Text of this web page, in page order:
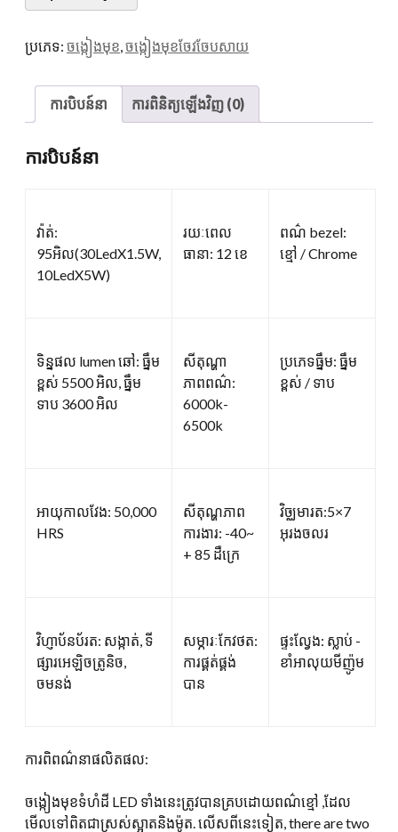
មាន
ប្រភេទ: ចង្កៀងមុខ ចង្កៀងមុខចែវចែបសាយ
ការបិបន៍នា ការពិនិត្យឡើងវិញ (0)
ការបិបន៍នា
វ៉ាត់:
95អិល(30LedX1.5W,
10LedX5W)
រយៈពេល
ធានា: 12 ខេ
ពណ៌ bezel:
ខ្មៅ / Chrome
ទិន្នផល lumen ឆៅ: ធ្នឹម
ខ្ពស់ 5500 អិល, ធ្នឹម
ទាប 3600 អិល
សីតុណ្ហា
ភាពពណ៌:
6000k-
6500k
ប្រភេទធ្នឹម: ធ្នឹម
ខ្ពស់ / ទាប
អាយុកាលវែង: 50,000
HRS
សីតុណ្ហភាព
ការងារ: -40~
+ 85 ដឺក្រេ
វិច្ឈមារត:5×7
អុរងចលរ
វិហ្ញាប័នប័រត: សង្កាត់, ទី
ផ្សារអេឡិចត្រូនិច,
ចមនង់
សម្ភារៈកែវថត:
ការផ្គត់ផ្គង់
បាន
ផ្ទះល្វែង: ស្លាប់ -
ខាំអាលុយមីញ៉ូម
ការពិពណ៌នាផលិតផល:
ចង្កៀងមុខទំហំដី LED ទាំងនេះត្រូវបានគ្របដោយពណ៌ខ្មៅ ,ដែល
មើលទៅពិតជាស្រស់ស្អាតនិងម៉ូត. លើសពីនេះទៀត, there are two